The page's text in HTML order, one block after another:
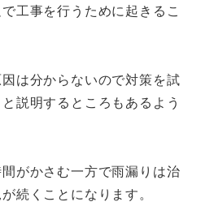
工事を行うために起きるこ
は分からないので対策を試
説明するところもあるよう
がかさむ一方で雨漏りは治
続くことになります。